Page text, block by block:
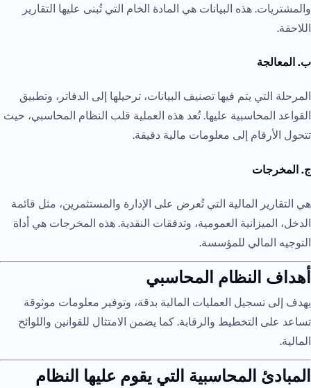
والمشتريات. هذه البيانات هي المادة الخام التي تُبنى عليها التقارير
اللاحقة.
ب. المعالجة
المرحلة التي يتم فيها تصنيف البيانات، ترحيلها إلى الدفاتر، وتطبيق
القواعد المحاسبية عليها. تُعد هذه العملية قلب النظام المحاسبي، حيث
تتحول الأرقام إلى معلومات مالية دقيقة.
ج. المخرجات
هي التقارير المالية التي تُعرض على الإدارة والمستثمرين، مثل قائمة
الدخل، الميزانية العمومية، وتدفقات النقدية. هذه المخرجات هي أداة
التوجيه المالي للمؤسسة.
أهداف النظام المحاسبي
يهدف إلى تسجيل العمليات المالية بدقة، وتوفير معلومات موثوقة
تساعد على التخطيط والرقابة. كما يضمن الامتثال للقوانين واللوائح
المالية.
المبادئ المحاسبية التي يقوم عليها النظام